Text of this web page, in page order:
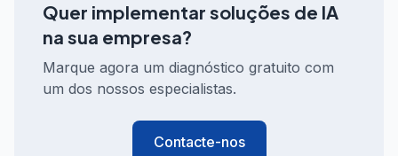
Quer implementar soluções de IA
na sua empresa?
Marque agora um diagnóstico gratuito com
um dos nossos especialistas.
Contacte-nos